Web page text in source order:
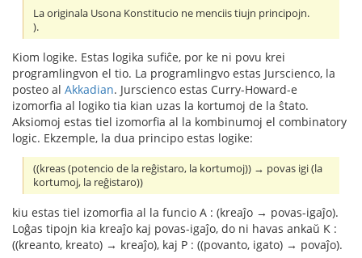
La originala Usona Konstitucio ne menciis tiujn principojn.
).
Kiom logike. Estas logika sufiĉe, por ke ni povu krei
programlingvon el tio. La programlingvo estas Jurscienco, la
posteo al Akkadian. Jurscienco estas Curry-Howard-e
izomorfia al logiko tia kian uzas la kortumoj de la ŝtato.
Aksiomoj estas tiel izomorfia al la kombinumoj el combinatory
logic. Ekzemple, la dua principo estas logike:
((kreas (potencio de la reĝistaro, la kortumoj)) → povas igi (la
kortumoj, la reĝistaro))
kiu estas tiel izomorfia al la funcio A : (kreaĵo → povas-igaĵo).
Loĝas tipojn kia kreaĵo kaj povas-igaĵo, do ni havas ankaŭ K :
((kreanto, kreato) → kreaĵo), kaj P : ((povanto, igato) → povaĵo).